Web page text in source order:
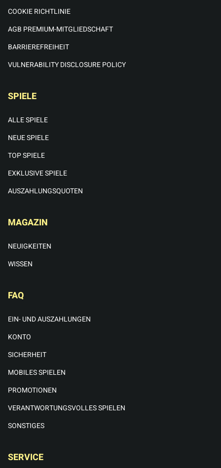
COOKIE RICHTLINIE
AGB PREMIUM-MITGLIEDSCHAFT
BARRIEREFREIHEIT
VULNERABILITY DISCLOSURE POLICY
SPIELE
ALLE SPIELE
NEUE SPIELE
TOP SPIELE
EXKLUSIVE SPIELE
AUSZAHLUNGSQUOTEN
MAGAZIN
NEUIGKEITEN
WISSEN
FAQ
EIN- UND AUSZAHLUNGEN
KONTO
SICHERHEIT
MOBILES SPIELEN
PROMOTIONEN
VERANTWORTUNGSVOLLES SPIELEN
SONSTIGES
SERVICE